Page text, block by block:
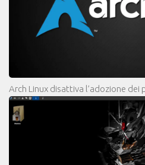
Arch Linux disattiva l’adozione